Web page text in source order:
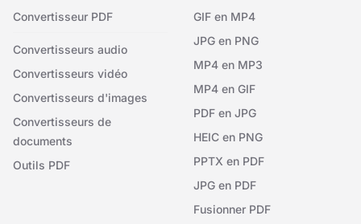
Convertisseur PDF
Convertisseurs audio
Convertisseurs vidéo
Convertisseurs d'images
Convertisseurs de
documents
Outils PDF
GIF en MP4
JPG en PNG
MP4 en MP3
MP4 en GIF
PDF en JPG
HEIC en PNG
PPTX en PDF
JPG en PDF
Fusionner PDF